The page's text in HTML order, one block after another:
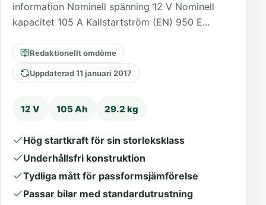
information Nominell spänning 12 V Nominell
kapacitet 105 A Kallstartström (EN) 950 E...
Redaktionellt omdöme
Uppdaterad 11 januari 2017
12 V 105 Ah 29.2 kg
Hög startkraft för sin storleksklass
Underhållsfri konstruktion
Tydliga mått för passformsjämförelse
Passar bilar med standardutrustning